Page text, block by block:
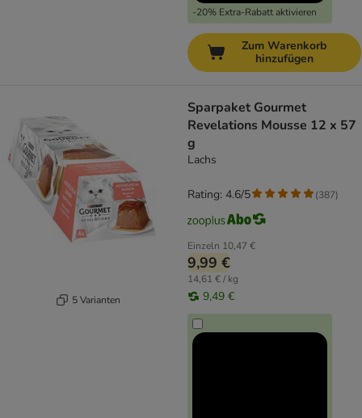
-20% Extra-Rabatt aktivieren
Zum Warenkorb
hinzufügen
5 Varianten
Sparpaket Gourmet
Revelations Mousse 12 x 57
g
Lachs
Einzeln 10,47 €
9,99 €
14,61 € / kg
9,49 €
Rating: 4.6/5 (387)